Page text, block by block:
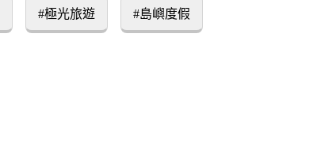
#極光旅遊 #島嶼度假